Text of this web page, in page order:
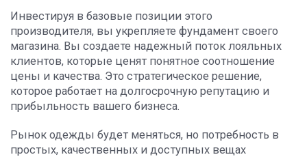
Инвестируя в базовые позиции этого
производителя, вы укрепляете фундамент своего
магазина. Вы создаете надежный поток лояльных
клиентов, которые ценят понятное соотношение
цены и качества. Это стратегическое решение,
которое работает на долгосрочную репутацию и
прибыльность вашего бизнеса.
Рынок одежды будет меняться, но потребность в
простых, качественных и доступных вещах